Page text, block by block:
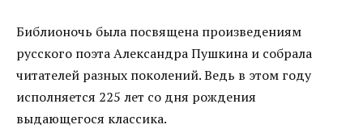
Библионочь была посвящена произведениям
русского поэта Александра Пушкина и собрала
читателей разных поколений. Ведь в этом году
исполняется 225 лет со дня рождения
выдающегося классика.